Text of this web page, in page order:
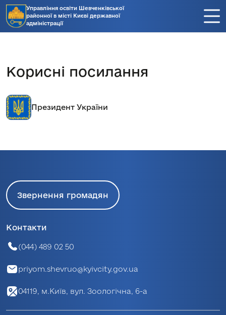
Управління освіти Шевченківської
районної в місті Києві державної
адміністрації
Корисні посилання
Президент України
Звернення громадян
Контакти
(044) 489 02 50
priyom.shevruo@kyivcity.gov.ua
04119, м.Київ, вул. Зоологічна, 6-а